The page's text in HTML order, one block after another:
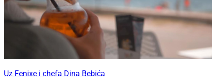
Uz Fenixe i chefa Dina Bebića